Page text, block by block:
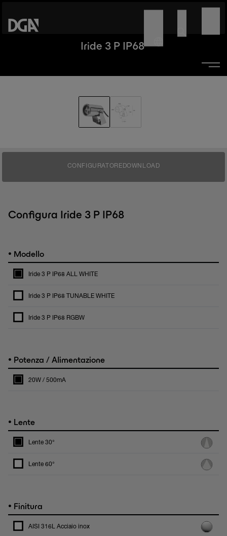
Iride 3 P IP68
CONFIGURATORE DOWNLOAD
Configura Iride 3 P IP68
• Modello
Iride 3 P IP68 ALL WHITE
Iride 3 P IP68 TUNABLE WHITE
Iride 3 P IP68 RGBW
• Potenza / Alimentazione
20W / 500mA
• Lente
Lente 30°
Lente 60°
• Finitura
AISI 316L Acciaio inox